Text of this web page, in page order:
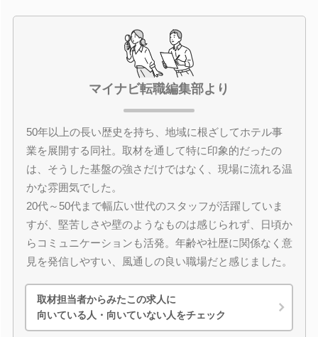
マイナビ転職編集部より
50年以上の長い歴史を持ち、地域に根ざしてホテル事
業を展開する同社。取材を通して特に印象的だったの
は、そうした基盤の強さだけではなく、現場に流れる温
かな雰囲気でした。
20代～50代まで幅広い世代のスタッフが活躍していま
すが、堅苦しさや壁のようなものは感じられず、日頃か
らコミュニケーションも活発。年齢や社歴に関係なく意
見を発信しやすい、風通しの良い職場だと感じました。
取材担当者からみたこの求人に
向いている人・向いていない人をチェック